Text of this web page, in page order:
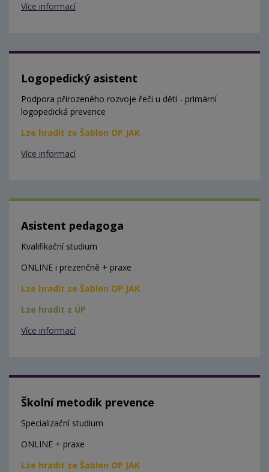
Více informací
Logopedický asistent
Podpora přirozeného rozvoje řeči u dětí - primární
logopedická prevence
Lze hradit ze Šablon OP JAK
Více informací
Asistent pedagoga
Kvalifikační studium
ONLINE i prezenčně + praxe
Lze hradit ze Šablon OP JAK
Lze hradit z ÚP
Více informací
Školní metodik prevence
Specializační studium
ONLINE + praxe
Lze hradit ze Šablon OP JAK